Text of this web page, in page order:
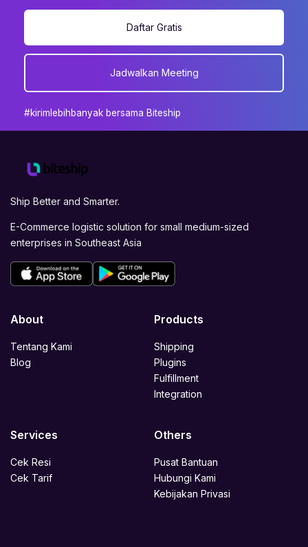
Daftar Gratis
Jadwalkan Meeting
#kirimlebihbanyak bersama Biteship
Ship Better and Smarter.
E-Commerce logistic solution for small medium-sized
enterprises in Southeast Asia
About
Tentang Kami
Blog
Products
Shipping
Plugins
Fulfillment
Integration
Services
Cek Resi
Cek Tarif
Others
Pusat Bantuan
Hubungi Kami
Kebijakan Privasi